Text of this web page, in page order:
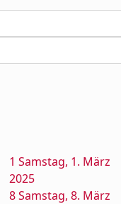
1 Samstag, 1. März
2025
8Samstag, 8. März